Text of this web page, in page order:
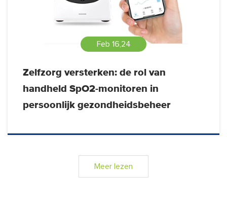
Feb 16,24
Zelfzorg versterken: de rol van
handheld SpO2-monitoren in
persoonlijk gezondheidsbeheer
Meer lezen